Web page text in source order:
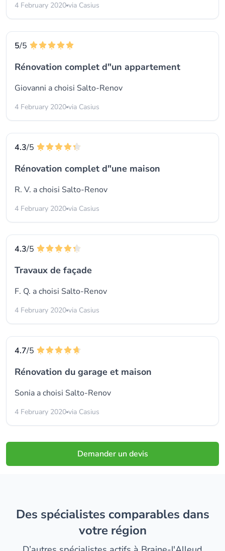
4 February 2020 via Casius
5/5
Rénovation complet d"un appartement
Giovanni a choisi Salto-Renov
4 February 2020 via Casius
4.3/5
Rénovation complet d"une maison
R. V. a choisi Salto-Renov
4 February 2020 via Casius
4.3/5
Travaux de façade
F. Q. a choisi Salto-Renov
4 February 2020 via Casius
4.7/5
Rénovation du garage et maison
Sonia a choisi Salto-Renov
4 February 2020 via Casius
Demander un devis
Des spécialistes comparables dans
votre région